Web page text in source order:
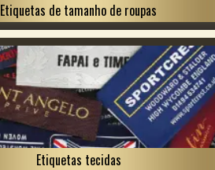
Etiquetas de tamanho de roupas
Etiquetas tecidas